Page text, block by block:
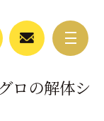
ロの解体シ